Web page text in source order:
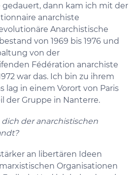
gedauert, dann kam ich mit der
anarchiste
Anarchistische
von 1969 bis 1976 und
von der
Fédération anarchiste
war das. Ich bin zu ihrem
lag in einem Vorort von Paris
der Gruppe in Nanterre.
der anarchistischen
an libertären Ideen
Organisationen